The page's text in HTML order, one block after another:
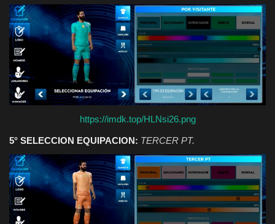
https://imdk.top/HLNsi26.png
5° SELECCION EQUIPACION: TERCER PT.